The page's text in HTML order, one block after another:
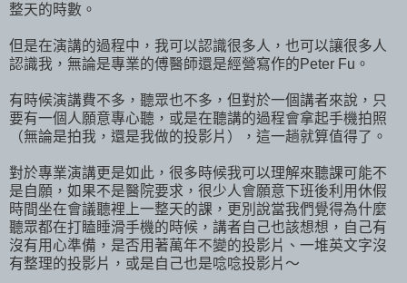
整天的時數。
但是在演講的過程中，我可以認識很多人，也可以讓很多人
認識我，無論是專業的傅醫師還是經營寫作的Peter Fu。
有時候演講費不多，聽眾也不多，但對於一個講者來說，只
要有一個人願意專心聽，或是在聽講的過程會拿起手機拍照
（無論是拍我，還是我做的投影片），這一趟就算值得了。
對於專業演講更是如此，很多時候我可以理解來聽課可能不
是自願，如果不是醫院要求，很少人會願意下班後利用休假
時間坐在會議聽裡上一整天的課，更別說當我們覺得為什麼
聽眾都在打瞌睡滑手機的時候，講者自己也該想想，自己有
沒有用心準備，是否用著萬年不變的投影片、一堆英文字沒
有整理的投影片，或是自己也是唸唸投影片～